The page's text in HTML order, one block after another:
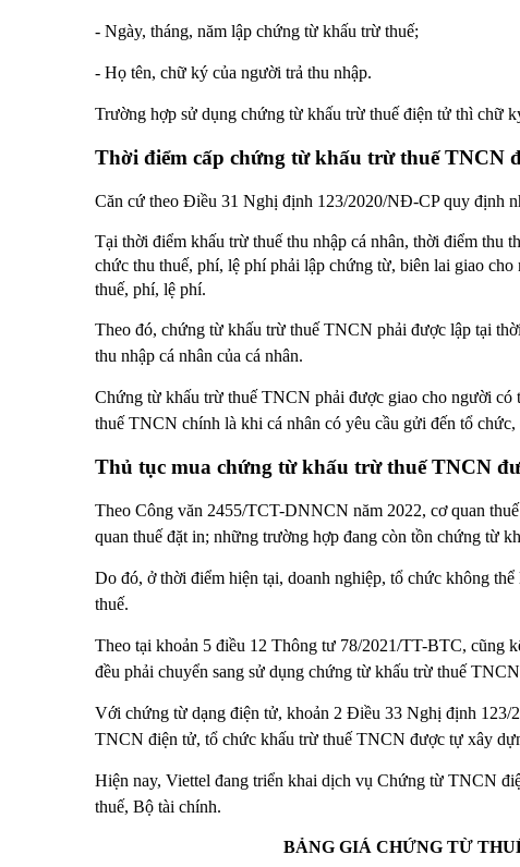
- Ngày, tháng, năm lập chứng từ khấu trừ thuế;
- Họ tên, chữ ký của người trả thu nhập.
Trường hợp sử dụng chứng từ khấu trừ thuế điện tử thì chữ
Thời điểm cấp chứng từ khấu trừ thuế TNCN
Căn cứ theo Điều 31 Nghị định 123/2020/NĐ-CP quy định
Tại thời điểm khấu trừ thuế thu nhập cá nhân, thời điểm thu
chức thu thuế, phí, lệ phí phải lập chứng từ, biên lai giao
thuế, phí, lệ phí.
Theo đó, chứng từ khấu trừ thuế TNCN phải được lập tại
thu nhập cá nhân của cá nhân.
Chứng từ khấu trừ thuế TNCN phải được giao cho người
thuế TNCN chính là khi cá nhân có yêu cầu gửi đến tổ chức,
Thủ tục mua chứng từ khấu trừ thuế TNCN
Theo Công văn 2455/TCT-DNNCN năm 2022, cơ quan
quan thuế đặt in; những trường hợp đang còn tồn chứng từ
Do đó, ở thời điểm hiện tại, doanh nghiệp, tổ chức không
thuế.
Theo tại khoản 5 điều 12 Thông tư 78/2021/TT-BTC, cũng
đều phải chuyển sang sử dụng chứng từ khấu trừ thuế
Với chứng từ dạng điện tử, khoản 2 Điều 33 Nghị định
TNCN điện tử, tổ chức khấu trừ thuế TNCN được tự xây
Hiện nay, Viettel đang triển khai dịch vụ Chứng từ TNCN
thuế, Bộ tài chính.
BẢNG GIÁ CHỨNG TỪ